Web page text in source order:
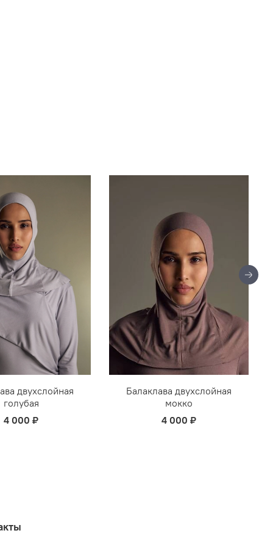
двухслойная
голубая
4 000 ₽
Балаклава двухслойная
мокко
4 000 ₽